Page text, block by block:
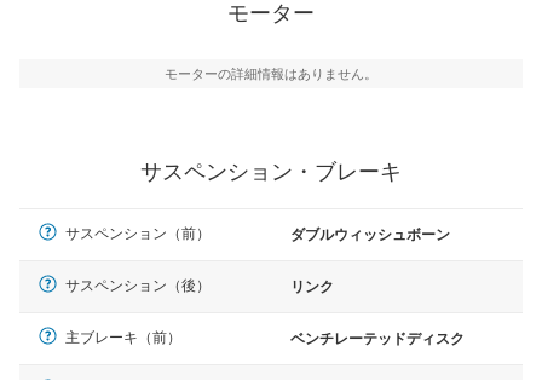
モーター
モーターの詳細情報はありません。
サスペンション・ブレーキ
サスペンション（前） ダブルウィッシュボーン
サスペンション（後） リンク
主ブレーキ（前） ベンチレーテッドディスク